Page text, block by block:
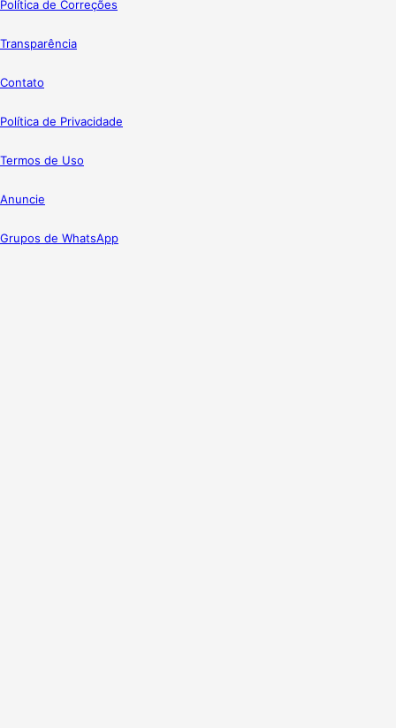
Política de Correções
Transparência
Contato
Política de Privacidade
Termos de Uso
Anuncie
Grupos de WhatsApp